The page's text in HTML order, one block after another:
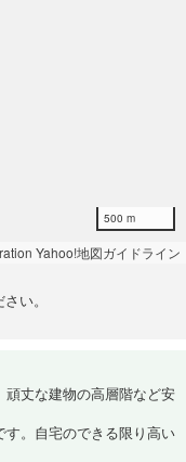
500 m
Yahoo!地図ガイドライン
い。
頑丈な建物の高層階など安
す。自宅のできる限り高い